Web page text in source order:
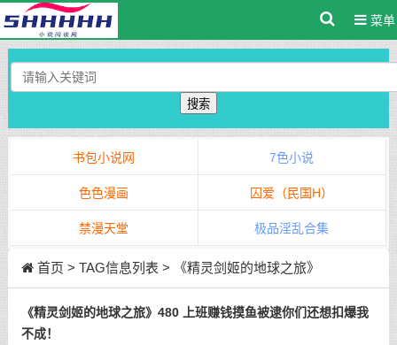
菜单
搜索
书包小说网 7色小说
色色漫画 囚爱（民国H）
禁漫天堂 极品淫乱合集
首页 > TAG信息列表 > 《精灵剑姬的地球之旅》
《精灵剑姬的地球之旅》480 上班赚钱摸鱼被逮你们还想扣爆我
不成！